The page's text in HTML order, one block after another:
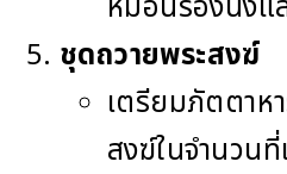
ชุดถวายพระสงฆ์
เตรียมภัตตาห
สงฆ์ในจำนวนที่